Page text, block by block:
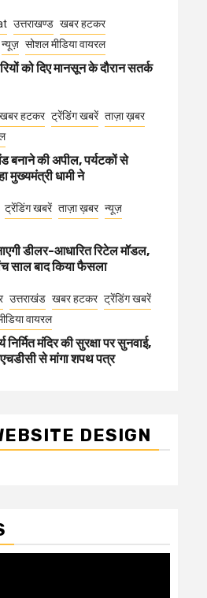
उत्तराखण्ड खबर हटकर
न्यूज़ सोशल मीडिया वायरल
को दिए मानसून के दौरान सतर्क
खबर हटकर ट्रेंडिंग खबरें ताज़ा ख़बर
बनाने की अपील, पर्यटकों से
मुख्यमंत्री धामी ने
ट्रेंडिंग खबरें ताज़ा ख़बर न्यूज़
डीलर-आधारित रिटेल मॉडल,
साल बाद किया फैसला
उत्तराखंड खबर हटकर ट्रेंडिंग खबरें
वायरल
निर्मित मंदिर की सुरक्षा पर सुनवाई,
से मांगा शपथ पत्र
DESIGN